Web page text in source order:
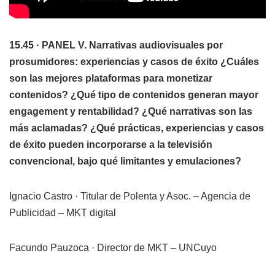
15.45 · PANEL V. Narrativas audiovisuales por
prosumidores: experiencias y casos de éxito ¿Cuáles
son las mejores plataformas para monetizar
contenidos? ¿Qué tipo de contenidos generan mayor
engagement y rentabilidad? ¿Qué narrativas son las
más aclamadas? ¿Qué prácticas, experiencias y casos
de éxito pueden incorporarse a la televisión
convencional, bajo qué limitantes y emulaciones?
Ignacio Castro · Titular de Polenta y Asoc. – Agencia de
Publicidad – MKT digital
Facundo Pauzoca · Director de MKT – UNCuyo